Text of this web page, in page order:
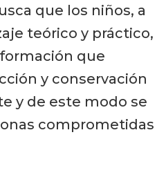
que los niños, a
teórico y práctico,
que
y conservación
y de este modo se
comprometidas